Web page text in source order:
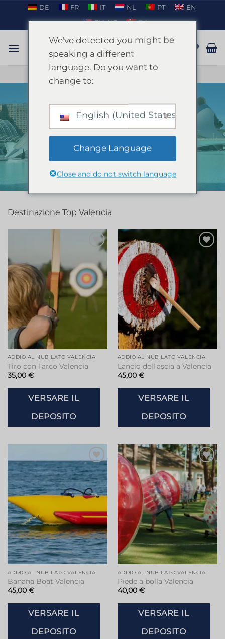
contenuti
DE FR IT NL PT
EN
EN_US
DA
PARLARE SU WHATSAPP
CASA / VALENCIA
FILTRA
Destinazione Top Valencia
alla lista
dei
desideri
ADDIO AL NUBILATO VALENCIA
Tiro con l'arco Valencia
35,00 €
VERSARE IL
DEPOSITO
ADDIO AL NUBILATO VALENCIA
Lancio dell'ascia a Valencia
45,00 €
VERSARE IL
DEPOSITO
Aggiungi
alla lista
dei
desideri
ADDIO AL NUBILATO VALENCIA
Banana Boat Valencia
45,00 €
VERSARE IL
DEPOSITO
Aggiungi
alla lista
dei
desideri
ADDIO AL NUBILATO VALENCIA
Piede a bolla Valencia
40,00 €
VERSARE IL
DEPOSITO
We've detected you might be
speaking a different
language. Do you want to
change to:
English (United States)
Change Language
Close and do not switch language